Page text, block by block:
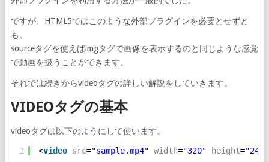
ですが、HTML5ではこのような外部プラグインを必要とせずと
も、
sourceタグを使えばimgタグで画像を表示するのと同じような感覚
で動画を扱うことができます。
それでは続きからvideoタグの詳しい解説をしていきます。
VIDEOタグの基本
videoタグは以下のようにして使います。
1 <video src="sample.mp4" width="320" height="240"